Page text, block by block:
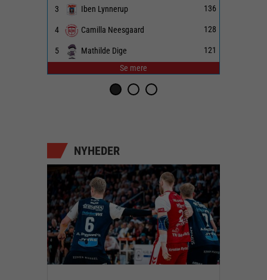
3 Iben Lynnerup 136
4 Camilla Neesgaard 128
5 Mathilde Dige
121
Se mere
NYHEDER